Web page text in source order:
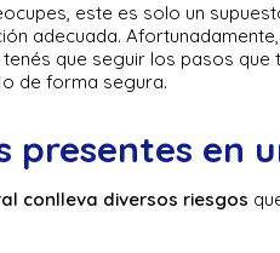
este es solo un
adecuada. Afortunadamente,
tenés que seguir los pasos
de forma segura.
presentes en
conlleva diversos riesgos